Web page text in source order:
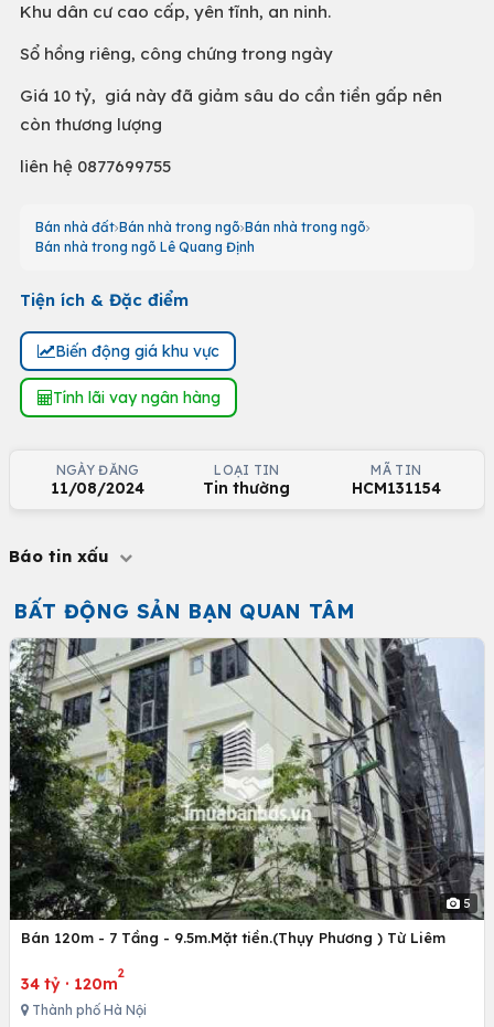
Khu dân cư cao cấp, yên tĩnh, an ninh.
Sổ hồng riêng, công chứng trong ngày
Giá 10 tỷ, giá này đã giảm sâu do cần tiền gấp nên
còn thương lượng
liên hệ 0877699755
Bán nhà đất Bán nhà trong ngõ Bán nhà trong ngõ
Bán nhà trong ngõ Lê Quang Định
Tiện ích & Đặc điểm
Biến động giá khu vực
Tính lãi vay ngân hàng
NGÀY ĐĂNG
11/08/2024
LOẠI TIN
Tin thường
MÃ TIN
HCM131154
Báo tin xấu
BẤT ĐỘNG SẢN BẠN QUAN TÂM
5
Bán 120m - 7 Tầng - 9.5m.Mặt tiền.(Thụy Phương ) Từ Liêm
34 tỷ · 120m
2
Thành phố Hà Nội